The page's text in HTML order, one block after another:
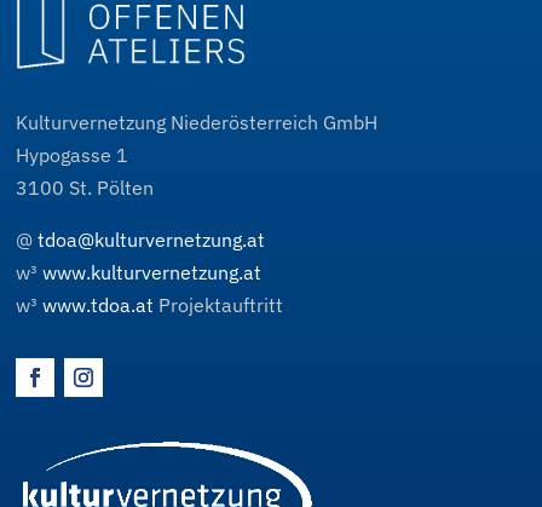
Kulturvernetzung Niederösterreich GmbH
Hypogasse 1
3100 St. Pölten
@tdoa@kulturvernetzung.at
w³www.kulturvernetzung.at
w³www.tdoa.at Projektauftritt